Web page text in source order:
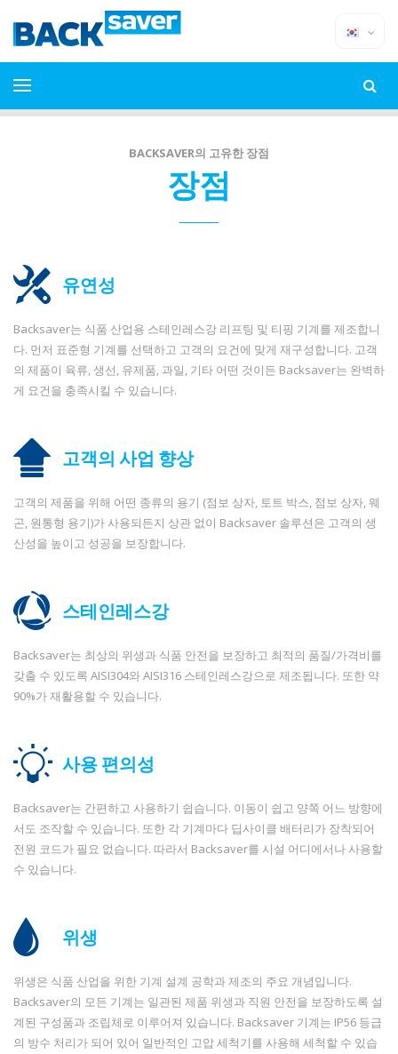
BACKSAVER의 고유한 장점
장점
유연성
Backsaver는 식품 산업용 스테인레스강 리프팅 및 티핑 기계를 제조합니
다. 먼저 표준형 기계를 선택하고 고객의 요건에 맞게 재구성합니다. 고객
의 제품이 육류, 생선, 유제품, 과일, 기타 어떤 것이든 Backsaver는 완벽하
게 요건을 충족시킬 수 있습니다.
고객의 사업 향상
고객의 제품을 위해 어떤 종류의 용기 (점보 상자, 토트 박스, 점보 상자, 웨
곤, 원통형 용기)가 사용되든지 상관 없이 Backsaver 솔루션은 고객의 생
산성을 높이고 성공을 보장합니다.
스테인레스강
Backsaver는 최상의 위생과 식품 안전을 보장하고 최적의 품질/가격비를
갖출 수 있도록 AISI304와 AISI316 스테인레스강으로 제조됩니다. 또한 약
90%가 재활용할 수 있습니다.
사용 편의성
Backsaver는 간편하고 사용하기 쉽습니다. 이동이 쉽고 양쪽 어느 방향에
서도 조작할 수 있습니다. 또한 각 기계마다 딥사이클 배터리가 장착되어
전원 코드가 필요 없습니다. 따라서 Backsaver를 시설 어디에서나 사용할
수 있습니다.
위생
위생은 식품 산업을 위한 기계 설계 공학과 제조의 주요 개념입니다.
Backsaver의 모든 기계는 일관된 제품 위생과 직원 안전을 보장하도록 설
계된 구성품과 조립체로 이루어져 있습니다. Backsaver 기계는 IP56 등급
의 방수 처리가 되어 있어 일반적인 고압 세척기를 사용해 세척할 수 있습